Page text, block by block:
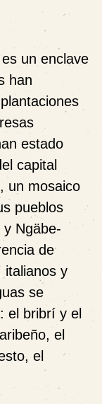
un enclave
han
estado
capital
un mosaico
pueblos
Ngäbe-
de
italianos y
se
el bribrí y el
el
el